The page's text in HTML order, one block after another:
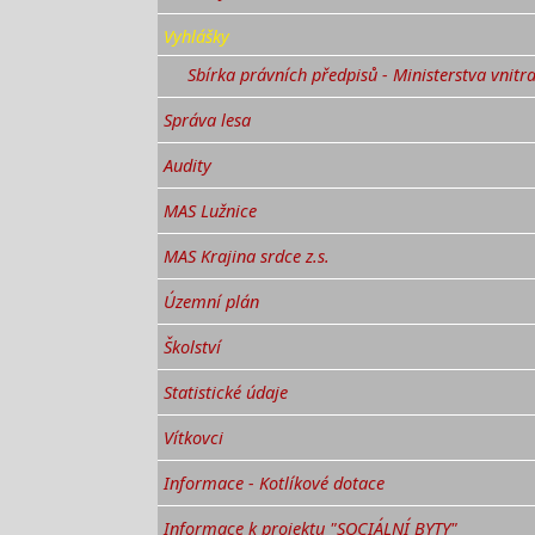
Vyhlášky
Sbírka právních předpisů - Ministerstva vnitra
Správa lesa
Audity
MAS Lužnice
MAS Krajina srdce z.s.
Územní plán
Školství
Statistické údaje
Vítkovci
Informace - Kotlíkové dotace
Informace k projektu "SOCIÁLNÍ BYTY"